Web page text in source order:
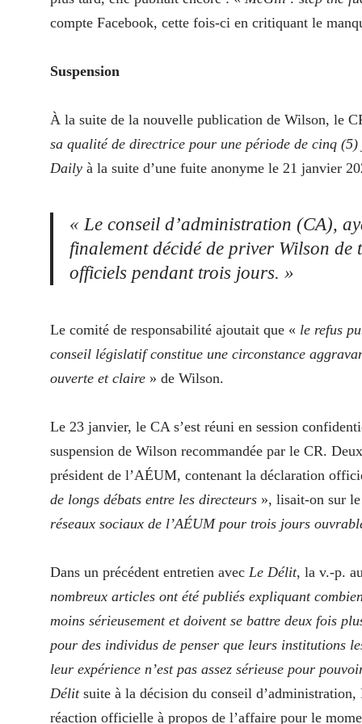
compte Facebook, cette fois-ci en critiquant le
Suspension
À la suite de la nouvelle publication de Wilson, le
sa qualité de directrice pour une période de cinq
Daily à la suite d’une fuite anonyme le 21 janvier
« Le conseil d’administration (CA),
finalement décidé de priver Wilson
officiels pendant trois jours. »
Le comité de responsabilité ajoutait que « le refus
conseil législatif constitue une circonstance
ouverte et claire » de Wilson.
Le 23 janvier, le CA s’est réuni en session
suspension de Wilson recommandée par le CR.
président de l’AÉUM, contenant la déclaration
de longs débats entre les directeurs », lisait-on sur
réseaux sociaux de l’AÉUM pour trois jours
Dans un précédent entretien avec Le Délit, la v.-p.
nombreux articles ont été publiés expliquant
moins sérieusement et doivent se battre deux fois
pour des individus de penser que leurs institutions
leur expérience n’est pas assez sérieuse pour
Délitsuite à la décision du conseil d’administration,
réaction officielle à propos de l’affaire pour le